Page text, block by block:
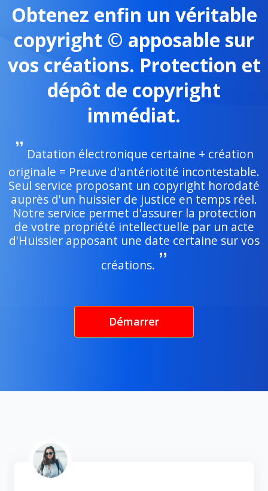
Obtenez enfin un véritable
copyright © apposable sur
vos créations. Protection et
dépôt de copyright
immédiat.
Datation électronique certaine + création
originale = Preuve d'antériotité incontestable.
Seul service proposant un copyright horodaté
auprès d'un huissier de justice en temps réel.
Notre service permet d'assurer la protection
de votre propriété intellectuelle par un acte
d'Huissier apposant une date certaine sur vos
créations.
Démarrer